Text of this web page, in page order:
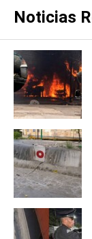
Noticias